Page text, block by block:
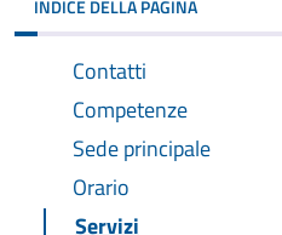
INDICE DELLA PAGINA
Contatti
Competenze
Sede principale
Orario
Servizi